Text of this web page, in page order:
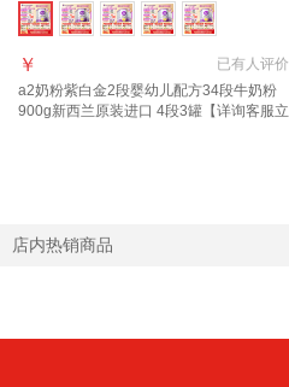
已有人评价
￥
a2奶粉紫白金2段婴幼儿配方34段牛奶粉
900g新西兰原装进口 4段3罐【详询客服立
店内热销商品